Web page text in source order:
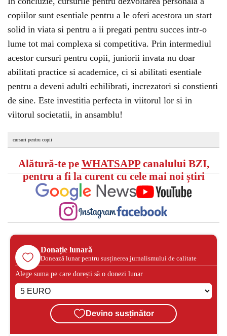
copiilor sunt esentiale pentru a le oferi acestora un start
solid in viata si pentru a ii pregati pentru succes intr-o
lume tot mai complexa si competitiva. Prin intermediul
acestor cursuri pentru copii, juniorii invata nu doar
abilitati practice si academice, ci si abilitati esentiale
pentru a deveni adulti echilibrati, increzatori si constienti
de sine. Este investitia perfecta in viitorul lor si in
viitorul societatii, in ansamblu!
cursuri pentru copii
Alătură-te pe WHATSAPPcanalului BZI,
pentru a fi la curent cu cele mai noi știri
Donație lunară
Donează lunar pentru susținerea jurnalismului de calitate
Alege suma pe care dorești să o donezi lunar
Devino susținător